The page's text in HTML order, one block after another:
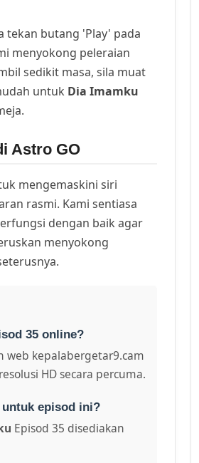
tekan butang 'Play' pada
menyokong peleraian
sedikit masa, sila muat
untuk Dia Imamku
Astro GO
mengemaskini siri
rasmi. Kami sentiasa
dengan baik agar
menyokong
35 online?
kepalabergetar9.cam
HD secara percuma.
episod ini?
Episod 35 disediakan